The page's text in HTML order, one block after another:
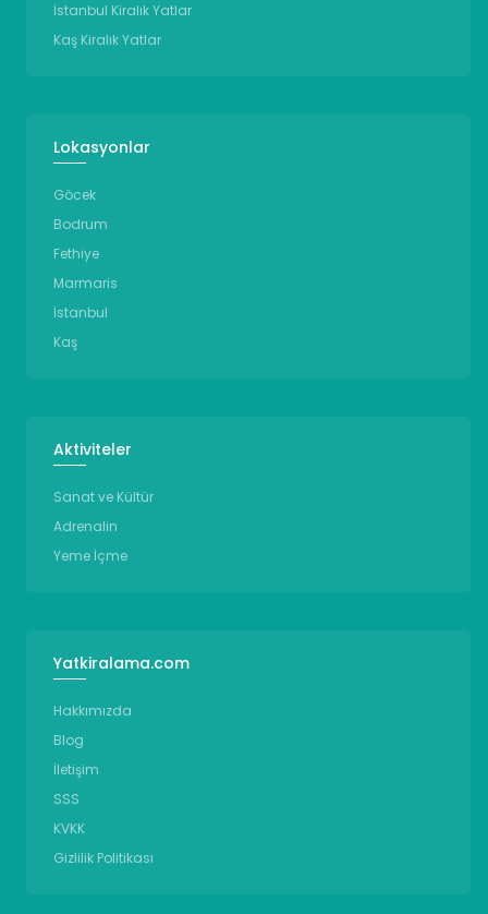
İstanbul Kiralık Yatlar
Kaş Kiralık Yatlar
Lokasyonlar
Göcek
Bodrum
Fethiye
Marmaris
İstanbul
Kaş
Aktiviteler
Sanat ve Kültür
Adrenalin
Yeme İçme
Yatkiralama.com
Hakkımızda
Blog
İletişim
SSS
KVKK
Gizlilik Politikası